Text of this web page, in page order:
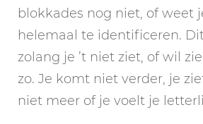
blokkades nog niet, of weet
helemaal te identificeren.
zolang je ’t niet ziet, of wil
zo. Je komt niet verder, je
niet meer of je voelt je